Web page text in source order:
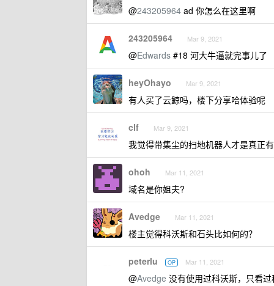
@243205964 ad 你怎么在这里啊
243205964 Mar 9, 2021
@Edwards #18 河大牛逼就完事儿了
heyOhayo Mar 9, 2021
有人买了云鲸吗，楼下分享哈体验呢
clf Mar 9, 2021
我觉得带集尘的扫地机器人才是真正
ohoh Mar 11, 2021
域名是你姐夫?
Avedge Mar 11, 2021
楼主觉得科沃斯和石头比如何的？
peterlu OP Mar 11, 2021
@Avedge 没有使用过科沃斯，只看过